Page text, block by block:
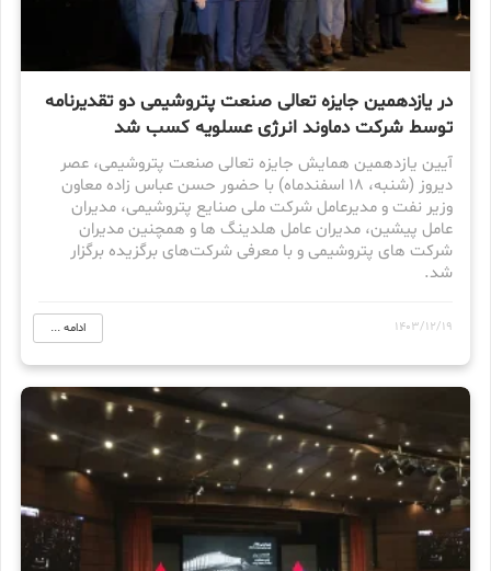
در یازدهمین جایزه تعالی صنعت پتروشیمی دو تقدیرنامه
توسط شرکت دماوند انرژی عسلویه کسب شد
آیین یازدهمین همایش جایزه تعالی صنعت پتروشیمی، عصر
دیروز (شنبه، 18 اسفندماه) با حضور حسن عباس زاده معاون
وزیر نفت و مدیرعامل شرکت ملی صنایع پتروشیمی، مدیران
عامل پیشین، مدیران عامل هلدینگ ها و همچنین مدیران
شرکت های پتروشیمی و با معرفی شرکت‌های برگزیده برگزار
شد.
1403/12/19 ادامه ...